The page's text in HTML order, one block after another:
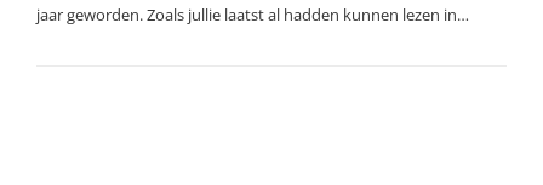
jaar geworden. Zoals jullie laatst al hadden kunnen lezen in…